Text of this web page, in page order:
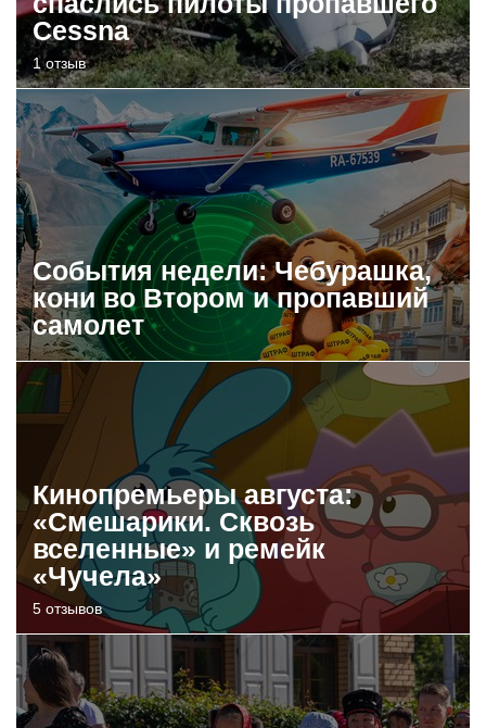
Cessna
1 отзыв
События недели: Чебурашка,
кони во Втором и пропавший
самолет
Кинопремьеры августа:
«Смешарики. Сквозь
вселенные» и ремейк
«Чучела»
5 отзывов